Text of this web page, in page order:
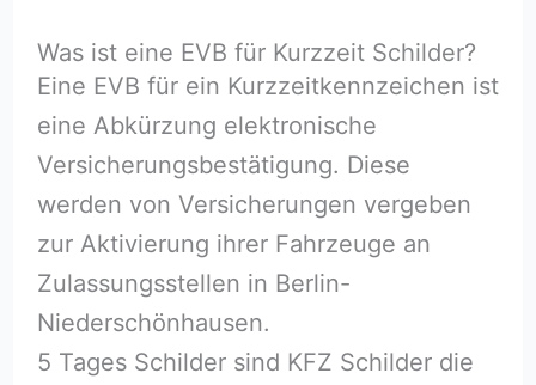
Was ist eine EVB für Kurzzeit Schilder?
Eine EVB für ein Kurzzeitkennzeichen ist
eine Abkürzung elektronische
Versicherungsbestätigung. Diese
werden von Versicherungen vergeben
zur Aktivierung ihrer Fahrzeuge an
Zulassungsstellen in Berlin-
Niederschönhausen.
5 Tages Schilder sind KFZ Schilder die